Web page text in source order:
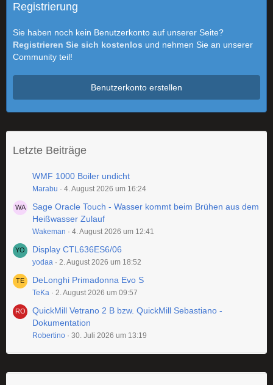
Registrierung
Sie haben noch kein Benutzerkonto auf unserer Seite?
Registrieren Sie sich kostenlos und nehmen Sie an unserer
Community teil!
Benutzerkonto erstellen
Letzte Beiträge
WMF 1000 Boiler undicht
Marabu 4. August 2026 um 16:24
Sage Oracle Touch - Wasser kommt beim Brühen aus dem
Heißwasser Zulauf
Wakeman 4. August 2026 um 12:41
Display CTL636ES6/06
yodaa 2. August 2026 um 18:52
DeLonghi Primadonna Evo S
TeKa 2. August 2026 um 09:57
QuickMill Vetrano 2 B bzw. QuickMill Sebastiano -
Dokumentation
Robertino 30. Juli 2026 um 13:19